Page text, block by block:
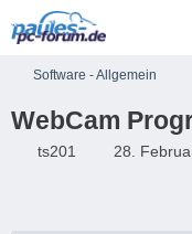
Software - Allgemein
WebCam
ts201 28.